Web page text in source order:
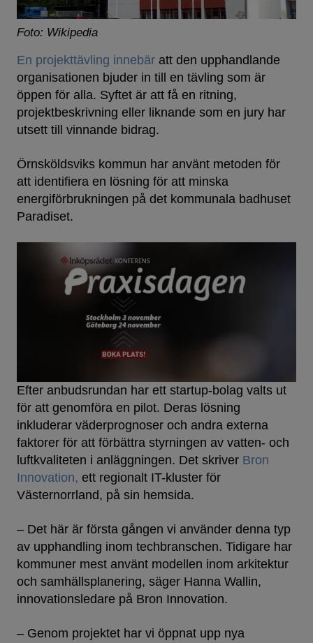
Foto: Wikipedia
En projekttävling innebär att den upphandlande
organisationen bjuder in till en tävling som är
öppen för alla. Syftet är att få en ritning,
projektbeskrivning eller liknande som en jury har
utsett till vinnande bidrag.
Örnsköldsviks kommun har använt metoden för
att identifiera en lösning för att minska
energiförbrukningen på det kommunala badhuset
Paradiset.
Efter anbudsrundan har ett startup-bolag valts ut
för att genomföra en pilot. Deras lösning
inkluderar väderprognoser och andra externa
faktorer för att förbättra styrningen av vatten- och
luftkvaliteten i anläggningen. Det skriver Bron
Innovation, ett regionalt IT-kluster för
Västernorrland, på sin hemsida.
– Det här är första gången vi använder denna typ
av upphandling inom techbranschen. Tidigare har
kommuner mest använt modellen inom arkitektur
och samhällsplanering, säger Hanna Wallin,
innovationsledare på Bron Innovation.
– Genom projektet har vi öppnat upp nya